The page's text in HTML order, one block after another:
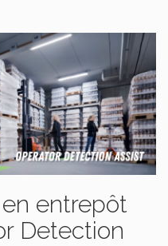
entrepôt
Detection